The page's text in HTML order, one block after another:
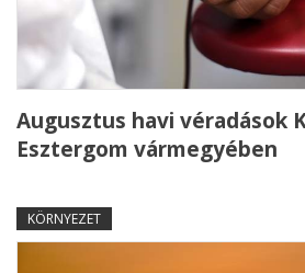
Augusztus havi véradások
Esztergom vármegyében
KÖRNYEZET